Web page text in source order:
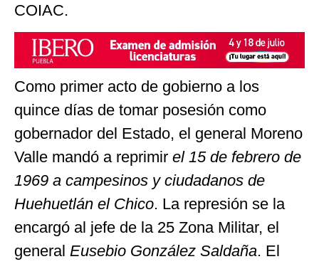
COIAC.
Como primer acto de gobierno a los
quince días de tomar posesión como
gobernador del Estado, el general Moreno
Valle mandó a reprimir el 15 de febrero de
1969 a campesinos y ciudadanos de
Huehuetlán el Chico. La represión se la
encargó al jefe de la 25 Zona Militar, el
general Eusebio González Saldaña. El